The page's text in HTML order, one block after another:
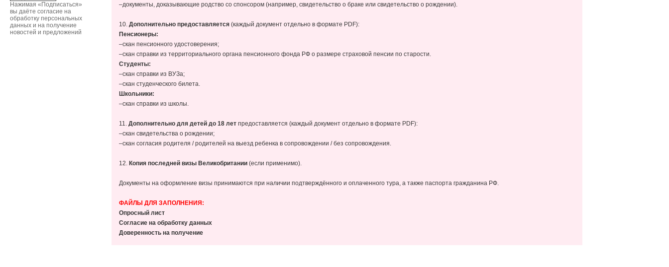
Нажимая «Подписаться»
вы даёте согласие на
обработку персональных
данных и на получение
новостей и предложений
–документы, доказывающие родство со спонсором (например, свидетельство о браке или свидетельство о рождении).
10. Дополнительно предоставляется (каждый документ отдельно в формате PDF):
Пенсионеры:
–скан пенсионного удостоверения;
–скан справки из территориального органа пенсионного фонда РФ о размере страховой пенсии по старости.
Студенты:
–скан справки из ВУЗа;
–скан студенческого билета.
Школьники:
–скан справки из школы.
11. Дополнительно для детей до 18 лет предоставляется (каждый документ отдельно в формате PDF):
–скан свидетельства о рождении;
–скан согласия родителя / родителей на выезд ребенка в сопровождении / без сопровождения.
12. Копия последней визы Великобритании (если применимо).
Документы на оформление визы принимаются при наличии подтверждённого и оплаченного тура, а также паспорта гражданина РФ.
ФАЙЛЫ ДЛЯ ЗАПОЛНЕНИЯ:
Опросный лист
Согласие на обработку данных
Доверенность на получение